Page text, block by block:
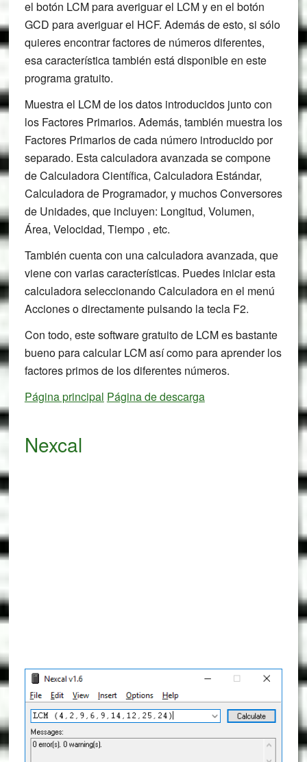
el botón LCM para averiguar el LCM y en el botón
GCD para averiguar el HCF. Además de esto, si sólo
quieres encontrar factores de números diferentes,
esa característica también está disponible en este
programa gratuito.
Muestra el LCM de los datos introducidos junto con
los Factores Primarios. Además, también muestra los
Factores Primarios de cada número introducido por
separado. Esta calculadora avanzada se compone
de Calculadora Científica, Calculadora Estándar,
Calculadora de Programador, y muchos Conversores
de Unidades, que incluyen: Longitud, Volumen,
Área, Velocidad, Tiempo , etc.
También cuenta con una calculadora avanzada, que
viene con varias características. Puedes iniciar esta
calculadora seleccionando Calculadora en el menú
Acciones o directamente pulsando la tecla F2.
Con todo, este software gratuito de LCM es bastante
bueno para calcular LCM así como para aprender los
factores primos de los diferentes números.
Página principal Página de descarga
Nexcal